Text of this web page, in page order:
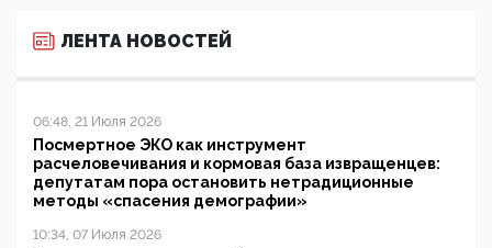
ЛЕНТА НОВОСТЕЙ
06:48, 21 Июля 2026
Посмертное ЭКО как инструмент
расчеловечивания и кормовая база извращенцев:
депутатам пора остановить нетрадиционные
методы «спасения демографии»
10:34, 07 Июля 2026